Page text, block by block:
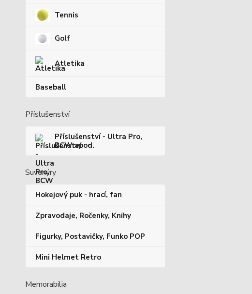
Tennis
Golf
Atletika
Baseball
Příslušenství
Příslušenství - Ultra Pro,
BCW apod.
Suvenýry
Hokejový puk - hrací, fan
Zpravodaje, Ročenky, Knihy
Figurky, Postavičky, Funko POP
Mini Helmet Retro
Memorabilia